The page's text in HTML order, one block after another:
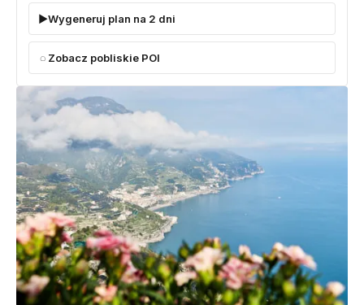
Wygeneruj plan na 2 dni
Zobacz pobliskie POI